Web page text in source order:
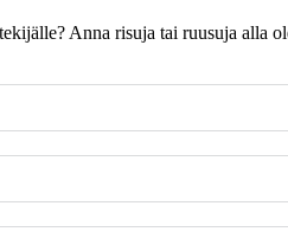
Anna risuja tai ruusuja alla